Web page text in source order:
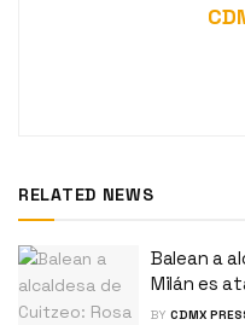
RELATED NEWS
Balean a
Milán es
BY CDMX